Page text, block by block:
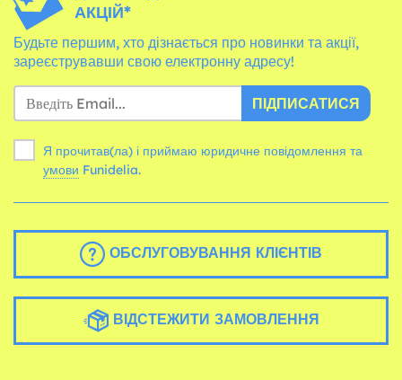
АКЦІЙ*
Будьте першим, хто дізнається про новинки та акції,
зареєструвавши свою електронну адресу!
ПІДПИСАТИСЯ
Я прочитав(ла) і приймаю юридичне повідомлення та
умови Funidelia.
ОБСЛУГОВУВАННЯ КЛІЄНТІВ
ВІДСТЕЖИТИ ЗАМОВЛЕННЯ